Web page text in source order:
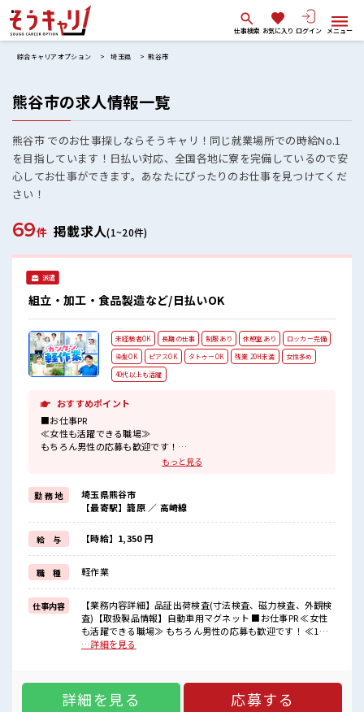
仕事検索 お気に入り ログイン メニュー
綜合キャリアオプション 埼玉県 熊谷市
熊谷市の求人情報一覧
熊谷市 でのお仕事探しならそうキャリ！同じ就業場所での時給No.1
を目指しています！日払い対応、全国各地に寮を完備しているので安
心してお仕事ができます。あなたにぴったりのお仕事を見つけてくだ
さい！
69件 掲載求人(1~20件)
派遣
組立・加工・食品製造など/日払いOK
未経験者OK 長期の仕事 制服あり 休憩室あり
ロッカー完備
染髪OK
ピアスOK タトゥーOK 残業 20H未満
女性多め
40代以上も活躍
おすすめポイント
■お仕事PR
≪女性も活躍できる職場≫
もちろん男性の応募も歓迎です！
≪1日1時間程の残業で収入アップ≫
ほどよく稼げます♪
≪ヘアカラーOKで自由な雰囲気の職場≫
明るすぎたり奇抜でなければ基本的に自由！
(規定有)≪ラクラク制服アリ≫
制服があるので、
毎日の服装の悩み解消♪
≪初めての仕事だけど自分にもできそう≫
新しいことにチャレンジするのは不安だけど、
しっかり働く環境が整っています！
イチからスキルUP・ステップUP目指していきましょう！
■職場の雰囲気
女性も活躍しやすい雰囲気の職場です！
しっかり休める休憩室あり！
オンオフの切替もできちゃう！
程よく残業あり！
もっと見る
勤 務 地
埼玉県熊谷市
【最寄駅】籠原 ／ 高崎線
給 与 【時給】1,350 円
職 種 軽作業
仕事内容
【業務内容詳細】品証出荷検査(寸法検査、磁力検査、外観検
査)【取扱製品情報】自動車用マグネット ■お仕事PR ≪女性
も活躍できる職場≫ もちろん男性の応募も歓迎です！ ≪1日1
時間程の残業で収入アップ≫ 残業は月20時間未満で、 ほどよ
制服アリ≫ 制服があるので、 毎日の服装の悩み解消♪ ≪初め
ての仕事だけど自分にもできそう≫ 新しいことにチャレンジ
するのは不安だけど、 しっかり働く環境が整っています！ イ
…詳細を見る
詳細を見る 応募する